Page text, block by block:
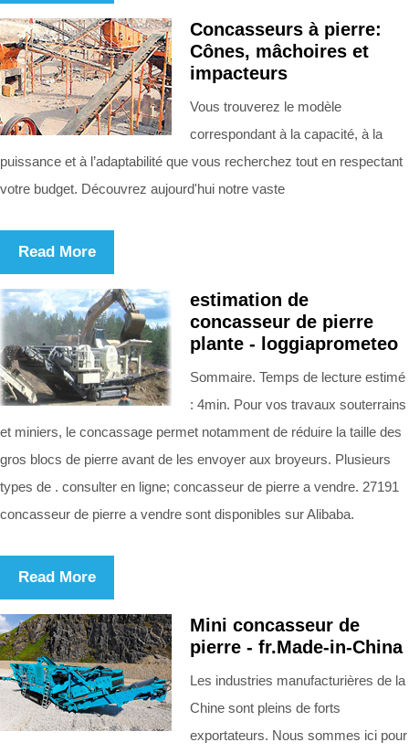
Concasseurs à pierre:
Cônes, mâchoires et
impacteurs
Vous trouverez le modèle
correspondant à la capacité, à la
puissance et à l’adaptabilité que vous recherchez tout en respectant
votre budget. Découvrez aujourd'hui notre vaste
Read More
estimation de
concasseur de pierre
plante - loggiaprometeo
Sommaire. Temps de lecture estimé
: 4min. Pour vos travaux souterrains
et miniers, le concassage permet notamment de réduire la taille des
gros blocs de pierre avant de les envoyer aux broyeurs. Plusieurs
types de . consulter en ligne; concasseur de pierre a vendre. 27191
concasseur de pierre a vendre sont disponibles sur Alibaba.
Read More
Mini concasseur de
pierre - fr.Made-in-China
Les industries manufacturières de la
Chine sont pleins de forts
exportateurs. Nous sommes ici pour